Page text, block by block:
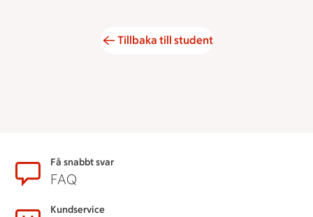
Tillbaka till student
SidfotFå snabbt svar
FAQ
Kundservice